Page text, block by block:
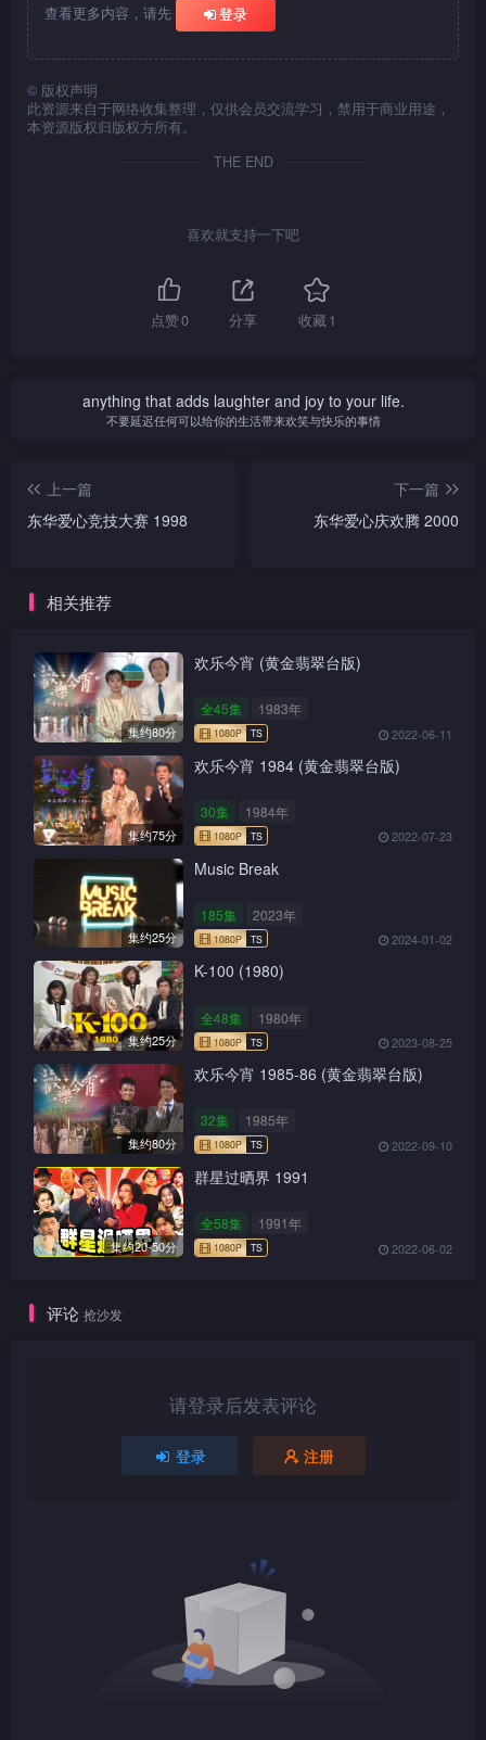
查看更多内容，请先 登录
© 版权声明
此资源来自于网络收集整理，仅供会员交流学习，禁用于商业用途，
本资源版权归版权方所有。
THE END
喜欢就支持一下吧
点赞0 分享 收藏1
anything that adds laughter and joy to your life.
不要延迟任何可以给你的生活带来欢笑与快乐的事情
上一篇
东华爱心竞技大赛 1998
下一篇
东华爱心庆欢腾 2000
相关推荐
集约80分
欢乐今宵 (黄金翡翠台版)
全45集 1983年
2022-06-11
集约75分
欢乐今宵 1984 (黄金翡翠台版)
30集 1984年
1080P TS
2022-07-23
集约25分
Music Break
185集 2023年
1080P
2024-01-02
集约25分
K-100 (1980)
全48集 1980年
2023-08-25
集约80分
欢乐今宵 1985-86 (黄金翡翠台版)
32集 1985年
2022-09-10
集约20-50分
群星过晒界 1991
全58集 1991年
2022-06-02
评论 抢沙发
请登录后发表评论
登录 注册